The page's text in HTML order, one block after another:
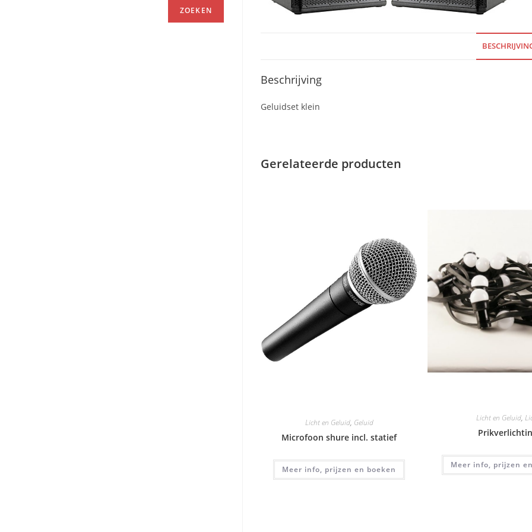
Beschrijving
Geluidset klein
Gerelateerde producten
Licht en Geluid, Geluid
Microfoon shure incl. statief
Meer info, prijzen en boeken
Licht en Geluid,
Meer info, prijzen
ZOEKEN